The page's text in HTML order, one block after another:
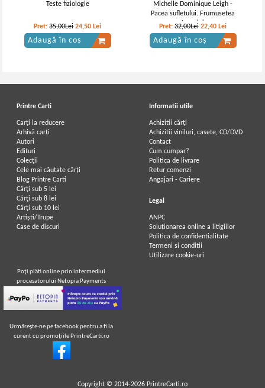
Teste fiziologie
Pret:35,00Lei 24,50 Lei
Adaugă în coș
Michelle Dominique Leigh -
Pacea sufletului. Frumusetea
trupului
Pret:32,00Lei 22,40 Lei
Adaugă în coș
Printre Carti
Carți la reducere
Arhivă carți
Autori
Edituri
Colecții
Cele mai căutate cărți
Blog Printre Carti
Cărţi sub 5 lei
Cărţi sub 8 lei
Cărţi sub 10 lei
Artiști/Trupe
Case de discuri
Informatii utile
Achizitii cărți
Achizitii viniluri, casete, CD/DVD
Contact
Cum cumpar?
Politica de livrare
Retur comenzi
Angajari - Cariere
Legal
ANPC
Soluționarea online a litigiilor
Politica de confidentialitate
Termeni si conditii
Utilizare cookie-uri
Poţi plăti online prin intermediul
procesatorului Netopia Payments
Urmăreşte-ne pe facebook pentru a fi la
curent cu promoţiile PrintreCarti.ro
Copyright © 2014-2026 PrintreCarti.ro